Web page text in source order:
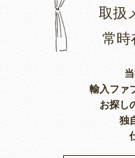
取扱
常時
輸入ファ
お探し
独